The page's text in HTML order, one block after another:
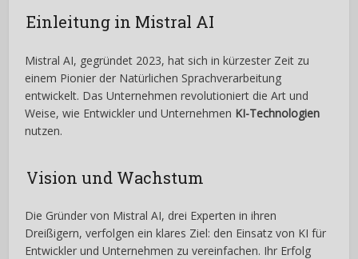
Einleitung in Mistral AI
Mistral AI, gegründet 2023, hat sich in kürzester Zeit zu
einem Pionier der Natürlichen Sprachverarbeitung
entwickelt. Das Unternehmen revolutioniert die Art und
Weise, wie Entwickler und Unternehmen KI-Technologien
nutzen.
Vision und Wachstum
Die Gründer von Mistral AI, drei Experten in ihren
Dreißigern, verfolgen ein klares Ziel: den Einsatz von KI für
Entwickler und Unternehmen zu vereinfachen. Ihr Erfolg